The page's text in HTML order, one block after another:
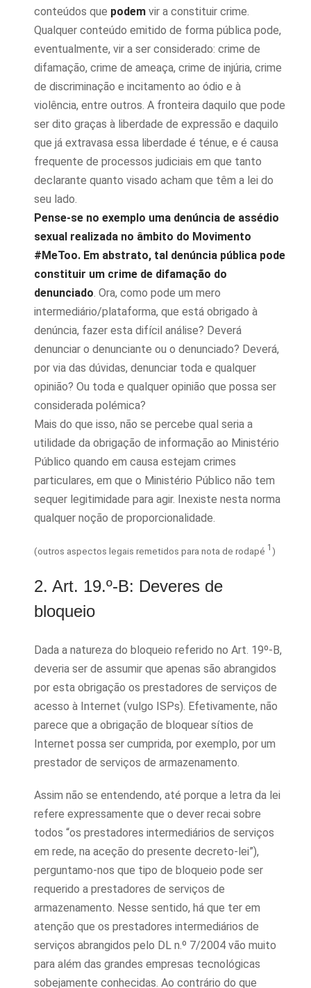
conteúdos que podem vir a constituir crime.
Qualquer conteúdo emitido de forma pública pode,
eventualmente, vir a ser considerado: crime de
difamação, crime de ameaça, crime de injúria, crime
de discriminação e incitamento ao ódio e à
violência, entre outros. A fronteira daquilo que pode
ser dito graças à liberdade de expressão e daquilo
que já extravasa essa liberdade é ténue, e é causa
frequente de processos judiciais em que tanto
declarante quanto visado acham que têm a lei do
seu lado.
Pense-se no exemplo uma denúncia de assédio
sexual realizada no âmbito do Movimento
#MeToo. Em abstrato, tal denúncia pública pode
constituir um crime de difamação do
denunciado. Ora, como pode um mero
intermediário/plataforma, que está obrigado à
denúncia, fazer esta difícil análise? Deverá
denunciar o denunciante ou o denunciado? Deverá,
por via das dúvidas, denunciar toda e qualquer
opinião? Ou toda e qualquer opinião que possa ser
considerada polémica?
Mais do que isso, não se percebe qual seria a
utilidade da obrigação de informação ao Ministério
Público quando em causa estejam crimes
particulares, em que o Ministério Público não tem
sequer legitimidade para agir. Inexiste nesta norma
qualquer noção de proporcionalidade.
(outros aspectos legais remetidos para nota de rodapé 1 )
2. Art. 19.º-B: Deveres de
bloqueio
Dada a natureza do bloqueio referido no Art. 19º-B,
deveria ser de assumir que apenas são abrangidos
por esta obrigação os prestadores de serviços de
acesso à Internet (vulgo ISPs). Efetivamente, não
parece que a obrigação de bloquear sítios de
Internet possa ser cumprida, por exemplo, por um
prestador de serviços de armazenamento.
Assim não se entendendo, até porque a letra da lei
refere expressamente que o dever recai sobre
todos “os prestadores intermediários de serviços
em rede, na aceção do presente decreto-lei”),
perguntamo-nos que tipo de bloqueio pode ser
requerido a prestadores de serviços de
armazenamento. Nesse sentido, há que ter em
atenção que os prestadores intermediários de
serviços abrangidos pelo DL n.º 7/2004 vão muito
para além das grandes empresas tecnológicas
sobejamente conhecidas. Ao contrário do que